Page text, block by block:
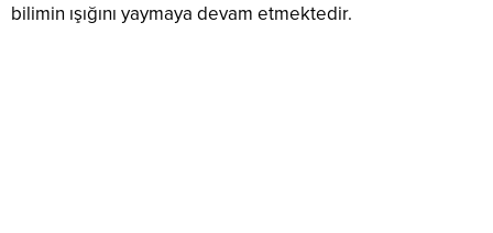
bilimin ışığını yaymaya devam etmektedir.